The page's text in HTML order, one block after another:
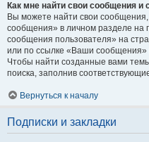
Как мне найти свои сообщения
Вы можете найти свои
сообщения» в личном разделе на
сообщения пользователя» на
или по ссылке «Ваши сообщения»
Чтобы найти созданные вами
поиска, заполнив
Вернуться к началу
Подписки и закладки